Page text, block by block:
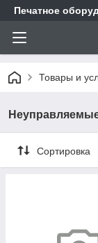
Печатное
Товары и
Сортировка